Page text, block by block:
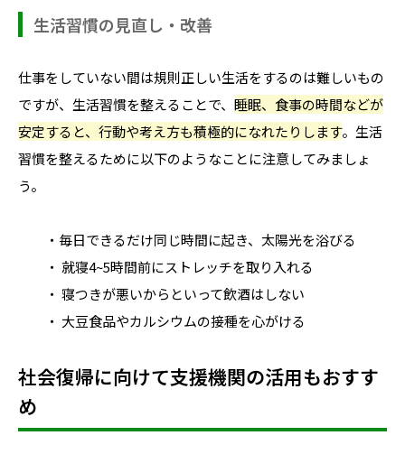
生活習慣の見直し・改善
仕事をしていない間は規則正しい生活をするのは難しいもの
ですが、生活習慣を整えることで、 睡眠、食事の時間などが
安定すると、行動や考え方も積極的になれたりします。生活
習慣を整えるために以下のようなことに注意してみましょ
う。
・毎日できるだけ同じ時間に起き、太陽光を浴びる
・ 就寝4~5時間前にストレッチを取り入れる
・ 寝つきが悪いからといって飲酒はしない
・ 大豆食品やカルシウムの接種を心がける
社会復帰に向けて支援機関の活用もおすす
め